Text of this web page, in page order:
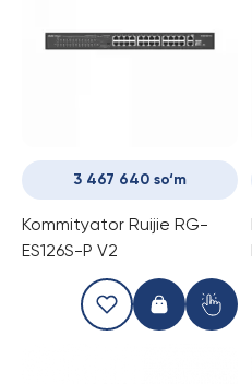
3 467 640 so‘m
Kommityator Ruijie RG-
ES126S-P V2